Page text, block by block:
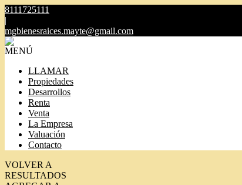
8111725111
|
mgbienesraices.mayte@gmail.com
MENÚ
LLAMAR
Propiedades
Desarrollos
Renta
Venta
La Empresa
Valuación
Contacto
VOLVER A
RESULTADOS